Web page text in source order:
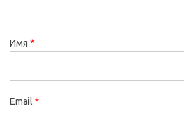
Имя *
Email *